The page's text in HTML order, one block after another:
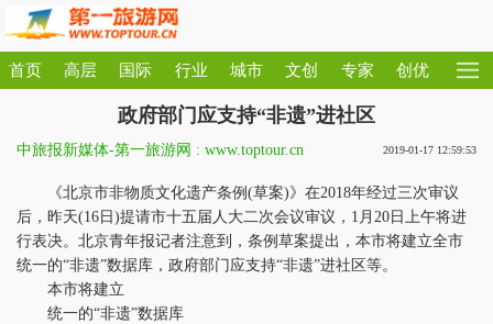
首页 高层 国际 行业 城市 文创 专家 创优
政府部门应支持“非遗”进社区
中旅报新媒体-第一旅游网 : www.toptour.cn 2019-01-17 12:59:53
《北京市非物质文化遗产条例(草案)》在2018年经过三次审议
后，昨天(16日)提请市十五届人大二次会议审议，1月20日上午将进
行表决。北京青年报记者注意到，条例草案提出，本市将建立全市
统一的“非遗”数据库，政府部门应支持“非遗”进社区等。
本市将建立
统一的“非遗”数据库